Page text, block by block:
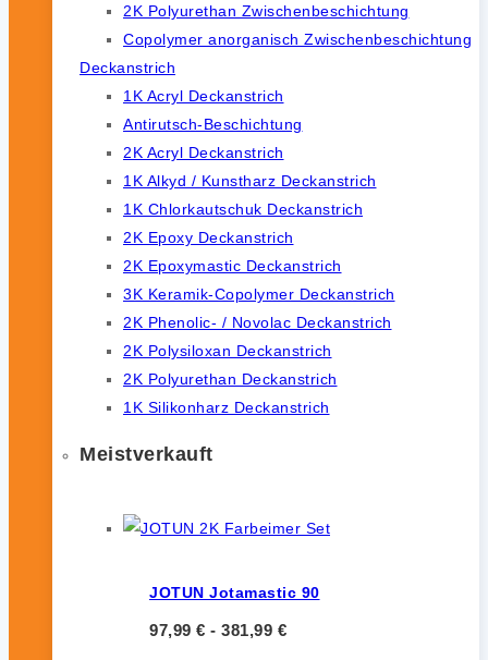
2K Polyurethan Zwischenbeschichtung
Copolymer anorganisch Zwischenbeschichtung
Deckanstrich
1K Acryl Deckanstrich
Antirutsch-Beschichtung
2K Acryl Deckanstrich
1K Alkyd / Kunstharz Deckanstrich
1K Chlorkautschuk Deckanstrich
2K Epoxy Deckanstrich
2K Epoxymastic Deckanstrich
3K Keramik-Copolymer Deckanstrich
2K Phenolic- / Novolac Deckanstrich
2K Polysiloxan Deckanstrich
2K Polyurethan Deckanstrich
1K Silikonharz Deckanstrich
Meistverkauft
JOTUN Jotamastic 90
97,99 € - 381,99 €